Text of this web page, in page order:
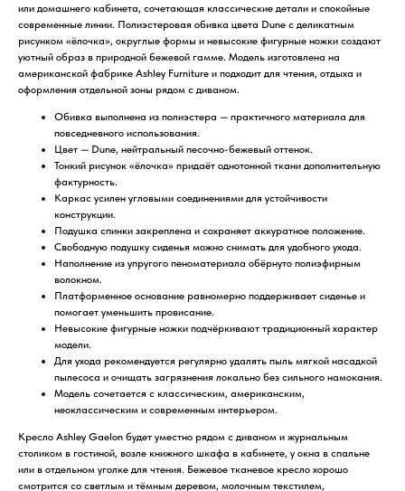
или домашнего кабинета, сочетающая классические детали и спокойные
современные линии. Полиэстеровая обивка цвета Dune с деликатным
рисунком «ёлочка», округлые формы и невысокие фигурные ножки создают
уютный образ в природной бежевой гамме. Модель изготовлена на
американской фабрике Ashley Furniture и подходит для чтения, отдыха и
оформления отдельной зоны рядом с диваном.
Обивка выполнена из полиэстера — практичного материала для
повседневного использования.
Цвет — Dune, нейтральный песочно-бежевый оттенок.
Тонкий рисунок «ёлочка» придаёт однотонной ткани дополнительную
фактурность.
Каркас усилен угловыми соединениями для устойчивости
конструкции.
Подушка спинки закреплена и сохраняет аккуратное положение.
Свободную подушку сиденья можно снимать для удобного ухода.
Наполнение из упругого пеноматериала обёрнуто полиэфирным
волокном.
Платформенное основание равномерно поддерживает сиденье и
помогает уменьшить провисание.
Невысокие фигурные ножки подчёркивают традиционный характер
модели.
Для ухода рекомендуется регулярно удалять пыль мягкой насадкой
пылесоса и очищать загрязнения локально без сильного намокания.
Модель сочетается с классическим, американским,
неоклассическим и современным интерьером.
Кресло Ashley Gaelon будет уместно рядом с диваном и журнальным
столиком в гостиной, возле книжного шкафа в кабинете, у окна в спальне
или в отдельном уголке для чтения. Бежевое тканевое кресло хорошо
смотрится со светлым и тёмным деревом, молочным текстилем,